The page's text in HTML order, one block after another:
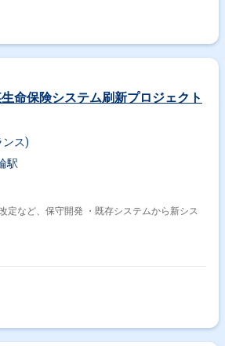
命保険システム刷新プロジェクト
ンス)
駅
定など、保守開発 ・既存システムから新シス